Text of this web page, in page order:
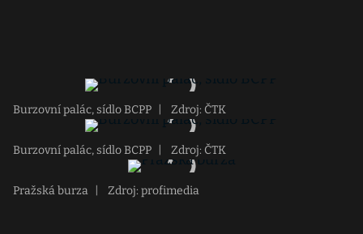
Burzovní palác, sídlo BCPP Zdroj: ČTK
Burzovní palác, sídlo BCPP Zdroj: ČTK
Pražská burza Zdroj: profimedia